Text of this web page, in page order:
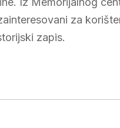
za
zapis.